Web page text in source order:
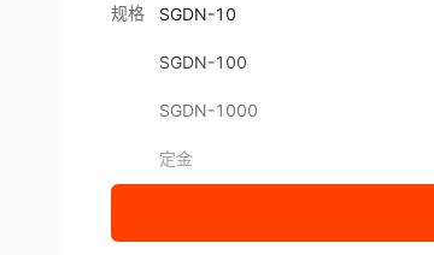
规格 SGDN-10
SGDN-100
SGDN-1000
定金